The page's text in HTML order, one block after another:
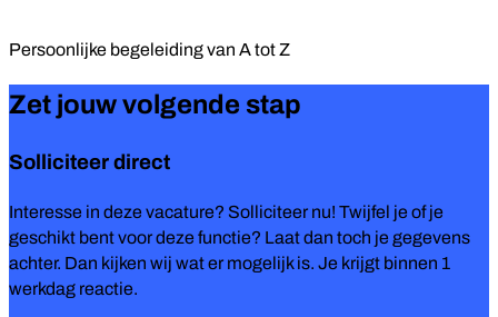
Persoonlijke begeleiding vanA tot Z
Zet jouw volgende stap
Solliciteer direct
Interesse in deze vacature? Solliciteer nu! Twijfel je of je
geschikt bent voor deze functie? Laat dan toch je gegevens
achter. Dan kijken wij wat er mogelijk is. Je krijgt binnen 1
werkdag reactie.